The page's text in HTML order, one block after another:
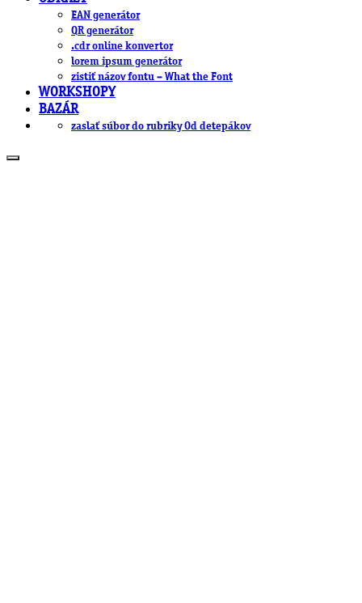
EAN generátor
QR generátor
.cdr online konvertor
lorem ipsum generátor
zistiť názov fontu – What the Font
WORKSHOPY
BAZÁR
zaslať súbor do rubriky Od detepákov